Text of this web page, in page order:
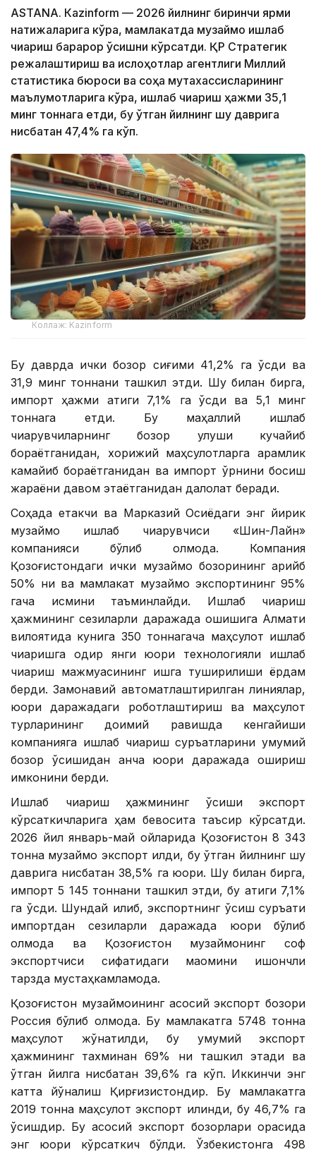
ASTANА. Каzinform — 2026 йилнинг биринчи ярми
натижаларига кўра, мамлакатда музқаймоқ ишлаб
чиқариш барқарор ўсишни кўрсатди. ҚР Стратегик
режалаштириш ва ислоҳотлар агентлиги Миллий
статистика бюроси ва соҳа мутахассисларининг
маълумотларига кўра, ишлаб чиқариш ҳажми 35,1
минг тоннага етди, бу ўтган йилнинг шу даврига
нисбатан 47,4% га кўп.
Коллаж: Kazinform
Бу даврда ички бозор сиғими 41,2% га ўсди ва
31,9 минг тоннани ташкил этди. Шу билан бирга,
импорт ҳажми атиги 7,1% га ўсди ва 5,1 минг
тоннага етди. Бу маҳаллий ишлаб
чиқарувчиларнинг бозор улуши кучайиб
бораётганидан, хорижий маҳсулотларга қарамлик
камайиб бораётганидан ва импорт ўрнини босиш
жараёни давом этаётганидан далолат беради.
Соҳада етакчи ва Марказий Осиёдаги энг йирик
музқаймоқ ишлаб чиқарувчиси «Шин-Лайн»
компанияси бўлиб қолмоқда. Компания
Қозоғистондаги ички музқаймоқ бозорининг қарийб
50% ни ва мамлакат музқаймоқ экспортининг 95%
гача қисмини таъминлайди. Ишлаб чиқариш
ҳажмининг сезиларли даражада ошишига Алмати
вилоятида кунига 350 тоннагача маҳсулот ишлаб
чиқаришга қодир янги юқори технологияли ишлаб
чиқариш мажмуасининг ишга туширилиши ёрдам
берди. Замонавий автоматлаштирилган линиялар,
юқори даражадаги роботлаштириш ва маҳсулот
турларининг доимий равишда кенгайиши
компанияга ишлаб чиқариш суръатларини умумий
бозор ўсишидан анча юқори даражада ошириш
имконини берди.
Ишлаб чиқариш ҳажмининг ўсиши экспорт
кўрсаткичларига ҳам бевосита таъсир кўрсатди.
2026 йил январь-май ойларида Қозоғистон 8 343
тонна музқаймоқ экспорт қилди, бу ўтган йилнинг шу
даврига нисбатан 38,5% га юқори. Шу билан бирга,
импорт 5 145 тоннани ташкил этди, бу атиги 7,1%
га ўсди. Шундай қилиб, экспортнинг ўсиш суръати
импортдан сезиларли даражада юқори бўлиб
қолмоқда ва Қозоғистон музқаймоқнинг соф
экспортчиси сифатидаги мақомини ишончли
тарзда мустаҳкамламоқда.
Қозоғистон музқаймоқининг асосий экспорт бозори
Россия бўлиб қолмоқда. Бу мамлакатга 5748 тонна
маҳсулот жўнатилди, бу умумий экспорт
ҳажмининг тахминан 69% ни ташкил этади ва
ўтган йилга нисбатан 39,6% га кўп. Иккинчи энг
катта йўналиш Қирғизистондир. Бу мамлакатга
2019 тонна маҳсулот экспорт қилинди, бу 46,7% га
ўсишдир. Бу асосий экспорт бозорлари орасида
энг юқори кўрсаткич бўлди. Ўзбекистонга 498